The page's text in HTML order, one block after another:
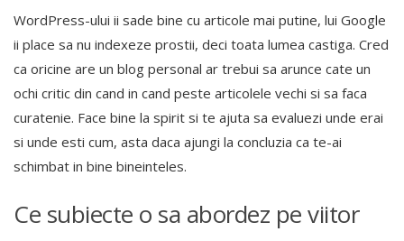
WordPress-ului ii sade bine cu articole mai putine, lui Google
ii place sa nu indexeze prostii, deci toata lumea castiga. Cred
ca oricine are un blog personal ar trebui sa arunce cate un
ochi critic din cand in cand peste articolele vechi si sa faca
curatenie. Face bine la spirit si te ajuta sa evaluezi unde erai
si unde esti cum, asta daca ajungi la concluzia ca te-ai
schimbat in bine bineinteles.
Ce subiecte o sa abordez pe viitor